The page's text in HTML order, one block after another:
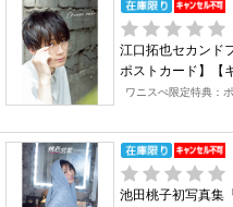
江口拓也セカンド
ポストカード】【
ワニスぺ限定特典：
池田桃子初写真集